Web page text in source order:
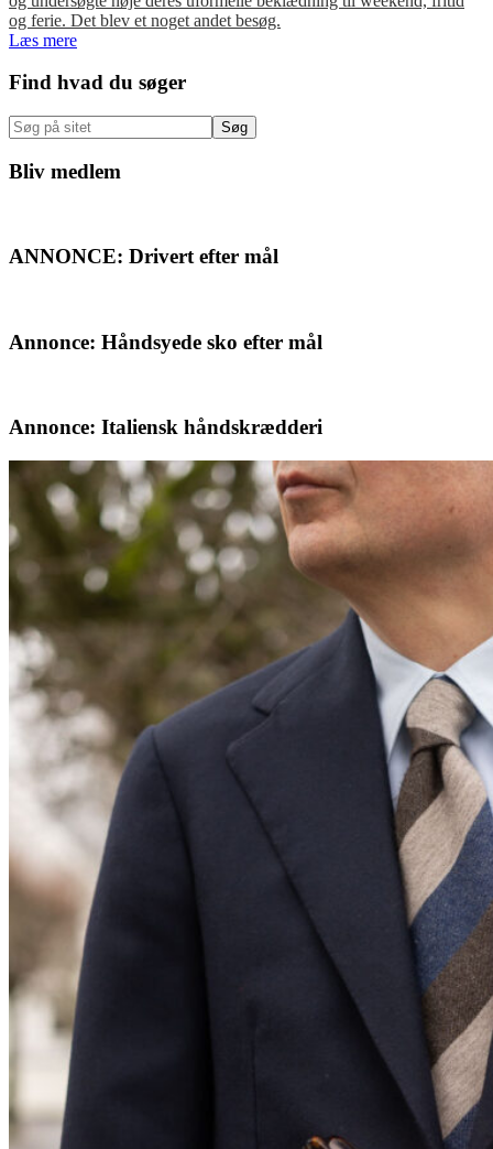
og ferie. Det blev et noget andet besøg.
Læs mere
Primær
Sidebar
Find hvad du søger
Søg
på
sitet
Bliv medlem
ANNONCE: Drivert efter mål
Annonce: Håndsyede sko efter mål
Annonce: Italiensk håndskrædderi